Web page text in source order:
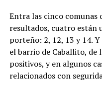
Entra las cinco comunas
resultados, cuatro están
porteño: 2, 12, 13 y 14.
el barrio de Caballito, de
positivos, y en algunos
relacionados con